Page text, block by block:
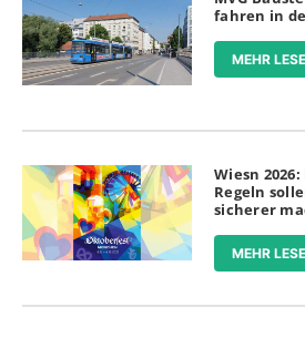
fahren in
MEHR
Wiesn
Regeln
sicherer
MEHR